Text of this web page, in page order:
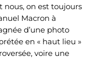
nous, on est toujours
Macron à
d’une photo
en « haut lieu »
voire une